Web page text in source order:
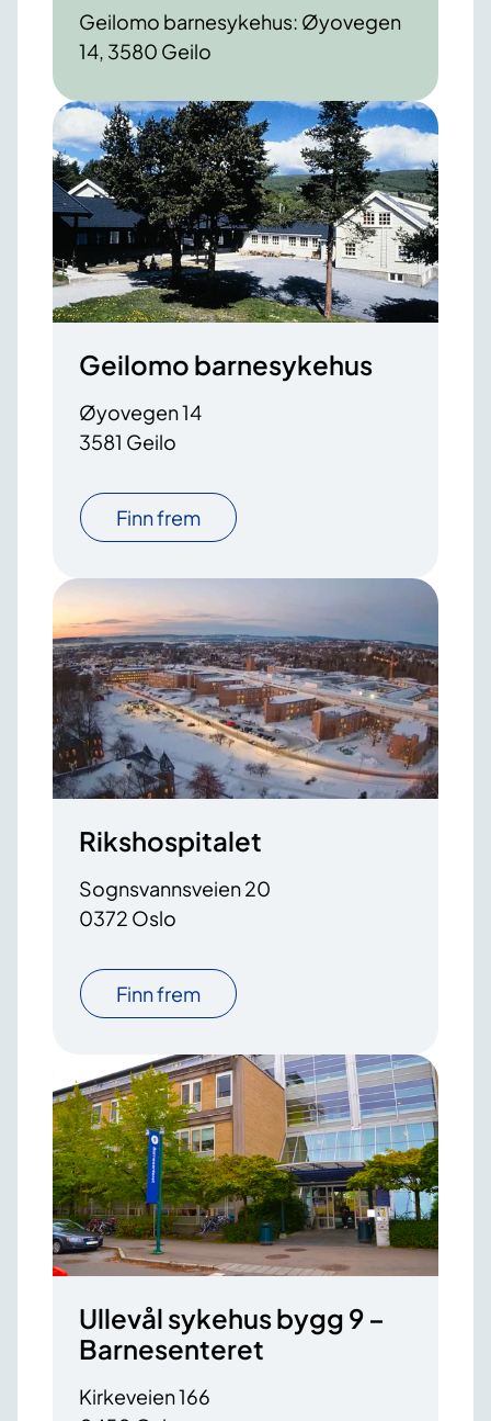
Geilomo barnesykehus: Øyovegen
14, 3580 Geilo
Geilomo barnesykehus
Øyovegen 14
3581 Geilo
Finn frem
Rikshospitalet
Sognsvannsveien 20
0372 Oslo
Finn frem
Ullevål sykehus bygg 9 –
Barnesenteret
Kirkeveien 166